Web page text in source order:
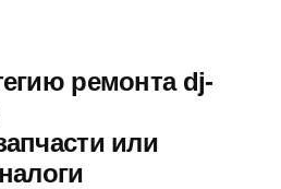
ремонта dj-
или